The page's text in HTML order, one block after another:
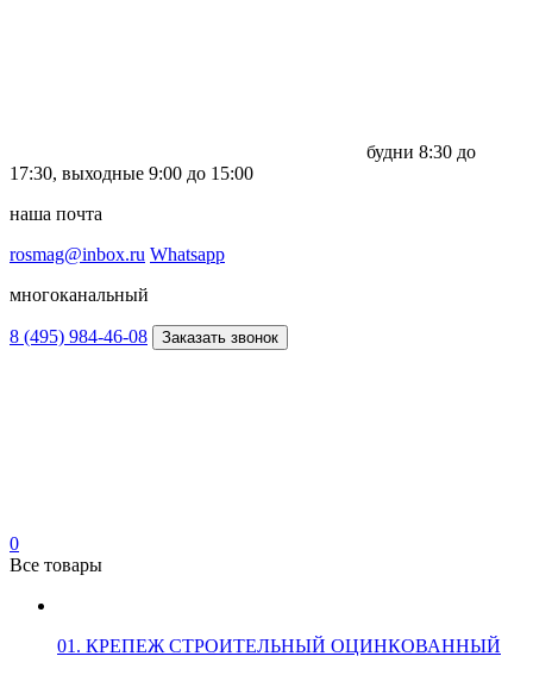
будни 8:30 до
17:30, выходные 9:00 до 15:00
наша почта
rosmag@inbox.ru Whatsapp
многоканальный
8 (495) 984-46-08 Заказать звонок
0
Все товары
01. КРЕПЕЖ СТРОИТЕЛЬНЫЙ ОЦИНКОВАННЫЙ